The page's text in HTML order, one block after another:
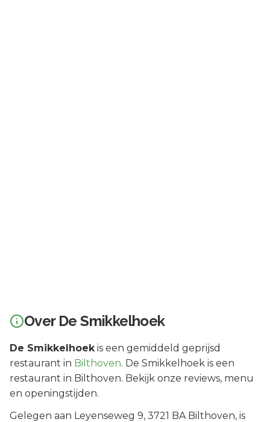
Over De Smikkelhoek
De Smikkelhoekis een gemiddeld geprijsd
restaurant in Bilthoven. De Smikkelhoek is een
restaurant in Bilthoven. Bekijk onze reviews, menu
en openingstijden.
Gelegen aan Leyenseweg 9, 3721 BA Bilthoven, is